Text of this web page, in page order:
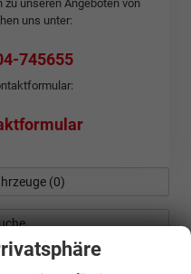
unseren Angeboten von
uns unter:
745655
(0)